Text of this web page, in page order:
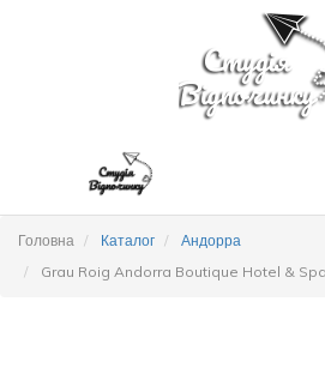
Головна Каталог
Андорра
Grau Roig Andorra Boutique Hotel &